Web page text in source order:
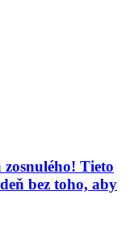
zosnulého! Tieto
bez toho, aby